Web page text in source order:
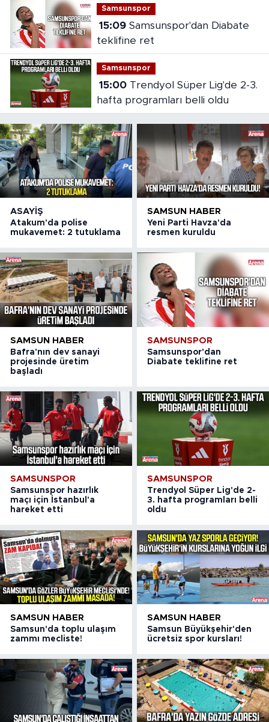
Samsunspor
15:09Samsunspor'dan Diabate
teklifine ret
Samsunspor
15:00Trendyol Süper Lig'de 2-3.
hafta programları belli oldu
ASAYIŞ
Atakum'da polise
mukavemet: 2 tutuklama
SAMSUN HABER
Yeni Parti Havza'da
resmen kuruldu
SAMSUN HABER
Bafra'nın dev sanayi
projesinde üretim
başladı
SAMSUNSPOR
Samsunspor'dan
Diabate teklifine ret
SAMSUNSPOR
Samsunspor hazırlık
maçı için İstanbul'a
hareket etti
SAMSUNSPOR
Trendyol Süper Lig'de 2-
3. hafta programları belli
oldu
SAMSUN HABER
Samsun'da toplu ulaşım
zammı mecliste!
SAMSUN HABER
Samsun Büyükşehir'den
ücretsiz spor kursları!